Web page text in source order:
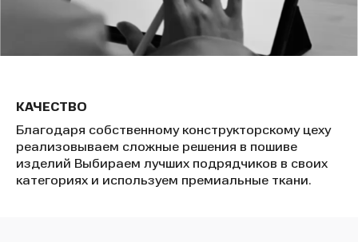
КАЧЕСТВО
Благодаря собственному конструкторскому цеху
реализовываем сложные решения в пошиве
изделий Выбираем лучших подрядчиков в своих
категориях и используем премиальные ткани.